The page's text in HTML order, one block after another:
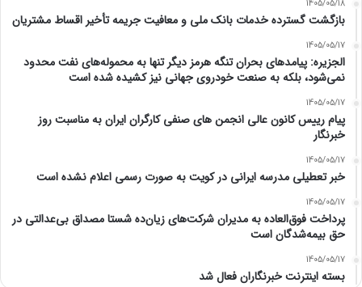
1405/05/18
بازگشت گسترده خدمات بانک ملی و معافیت جریمه تأخیر اقساط مشتریان
1405/05/17
الجزیره: پیامدهای بحران تنگه هرمز دیگر تنها به محموله‌های نفت محدود
نمی‌شود، بلکه به صنعت خودروی جهانی نیز کشیده شده است
1405/05/17
پیام رییس کانون عالی انجمن های صنفی کارگران ایران به مناسبت روز
خبرنگار
1405/05/17
خبر تعطیلی مدرسه ایرانی در کویت به صورت رسمی اعلام نشده است
1405/05/17
پرداخت فوق‌العاده به مدیران شرکت‌های زیان‌ده شستا مصداق بی‌عدالتی در
حق بیمه‌شدگان است
1405/05/17
بسته اینترنت خبرنگاران فعال شد